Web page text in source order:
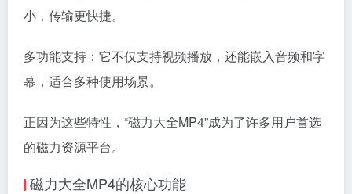
小，传输更快捷。
多功能支持：它不仅支持视频播放，还能嵌入音频和字
幕，适合多种使用场景。
正因为这些特性，“磁力大全MP4”成为了许多用户首选
的磁力资源平台。
磁力大全MP4的核心功能